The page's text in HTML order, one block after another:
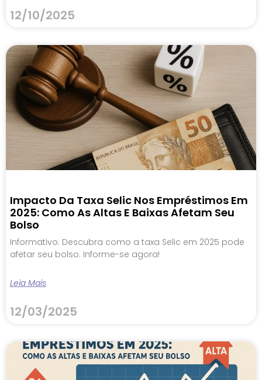
12/10/2025
Impacto Da Taxa Selic Nos Empréstimos Em
2025: Como As Altas E Baixas Afetam Seu
Bolso
Informativo: Descubra como a taxa Selic em 2025 pode
afetar seu bolso. Informe-se agora!
Leia Mais
12/03/2025